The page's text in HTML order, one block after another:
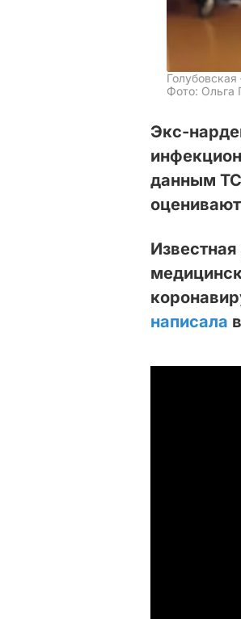
Фото: Ольга
Экс-
данным
написала